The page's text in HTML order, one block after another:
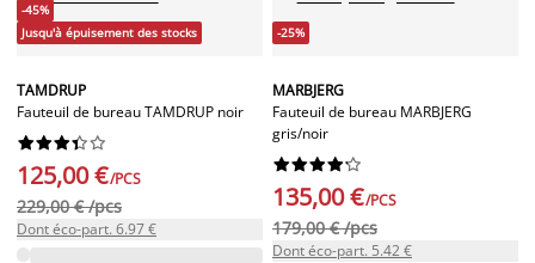
-45%
Jusqu'à épuisement des stocks
TAMDRUP
Fauteuil de bureau TAMDRUP noir






125,00 €/PCS
229,00 € /pcs
Dont éco-part. 6.97 €
-25%
MARBJERG
Fauteuil de bureau MARBJERG
gris/noir






135,00 €/PCS
179,00 € /pcs
Dont éco-part. 5.42 €